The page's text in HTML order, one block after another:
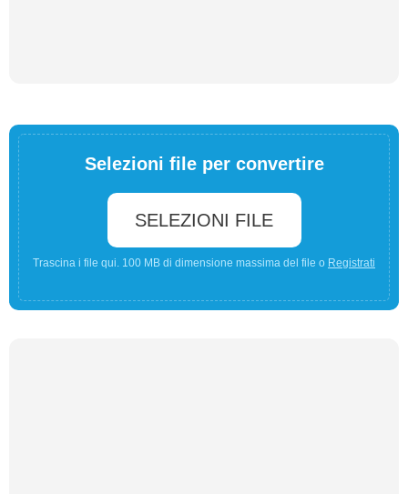
Selezioni file per convertire
SELEZIONI FILE
Trascina i file qui. 100 MB di dimensione massima del file o Registrati